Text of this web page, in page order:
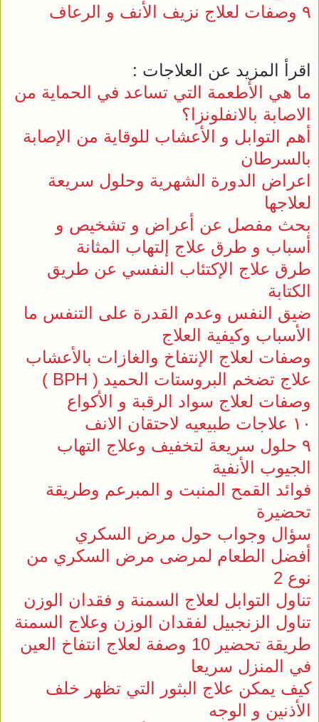
٩ وصفات لعلاج نزيف الأنف و الرعاف
اقرأ المزيد عن العلاجات :
ما هي الأطعمة التي تساعد في الحماية من
الاصابة بالانفلونزا؟
أهم التوابل و الأعشاب للوقاية من الإصابة
بالسرطان
اعراض الدورة الشهرية وحلول سريعة
لعلاجها
بحث مفصل عن أعراض و تشخيص و
أسباب و طرق علاج إلتهاب المثانة
طرق علاج الإكتئاب النفسي عن طريق
الكتابة
ضيق النفس وعدم القدرة على التنفس ما
الأسباب وكيفية العلاج
وصفات لعلاج الإنتفاخ والغازات بالأعشاب
علاج تضخم البروستات الحميد ( BPH )
وصفات لعلاج سواد الرقبة و الأكواع
١٠ علاجات طبيعيه لاحتقان الانف
٩ حلول سريعة لتخفيف وعلاج التهاب
الجيوب الأنفية
فوائد القمح المنبت و المبرعم وطريقة
تحضيرة
سؤال وجواب حول مرض السكري
أفضل الطعام لمرضى مرض السكري من
نوع 2
تناول التوابل لعلاج السمنة و فقدان الوزن
تناول الزنجبيل لفقدان الوزن وعلاج السمنة
طريقة تحضير 10 وصفة لعلاج انتفاخ العين
في المنزل سريعا
كيف يمكن علاج البثور التي تظهر خلف
الأذنين و الوجه